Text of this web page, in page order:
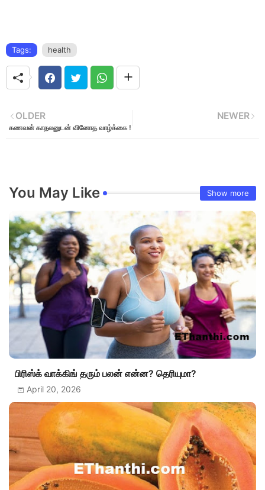
Tags: health
NEWER
OLDER
கணவன் காதலனுடன் வினோத வாழ்க்கை !
You May Like Show more
பிரிஸ்க் வாக்கிங் தரும் பலன் என்ன? தெரியுமா?
April 20, 2026